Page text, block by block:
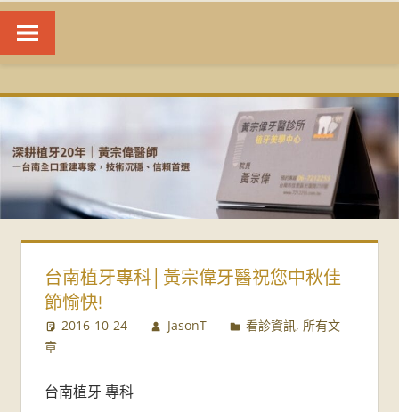
台
南
植
牙
|
黃
宗
台南植牙專科│黃宗偉牙醫祝您中秋佳
節愉快!
2016-10-24 JasonT 看診資訊, 所有文
章
台南植牙 專科